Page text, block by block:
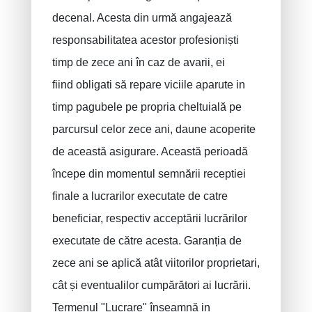
decenal. Acesta din urmă angajează
responsabilitatea acestor profesioniști
timp de zece ani în caz de avarii, ei
fiind obligati să repare viciile aparute in
timp pagubele pe propria cheltuială pe
parcursul celor zece ani, daune acoperite
de această asigurare. Această perioadă
începe din momentul semnării receptiei
finale a lucrarilor executate de catre
beneficiar, respectiv acceptării lucrărilor
executate de către acesta. Garanția de
zece ani se aplică atât viitorilor proprietari,
cât și eventualilor cumpărători ai lucrării.
Termenul "Lucrare" înseamnă in
Asigurare decenală
Protectie juridica
PLCI pentru independenti
EIP pentru companii
Plan INAMI pentru medici